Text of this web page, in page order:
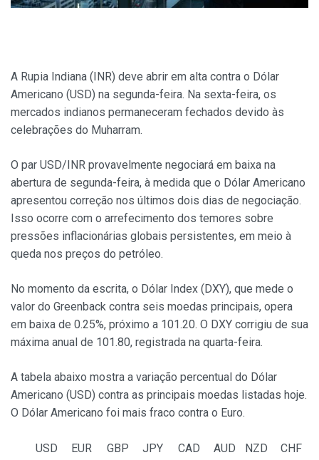
A Rupia Indiana (INR) deve abrir em alta contra o Dólar
Americano (USD) na segunda-feira. Na sexta-feira, os
mercados indianos permaneceram fechados devido às
celebrações do Muharram.
O par USD/INR provavelmente negociará em baixa na
abertura de segunda-feira, à medida que o Dólar Americano
apresentou correção nos últimos dois dias de negociação.
Isso ocorre com o arrefecimento dos temores sobre
pressões inflacionárias globais persistentes, em meio à
queda nos preços do petróleo.
No momento da escrita, o Dólar Index (DXY), que mede o
valor do Greenback contra seis moedas principais, opera
em baixa de 0.25%, próximo a 101.20. O DXY corrigiu de sua
máxima anual de 101.80, registrada na quarta-feira.
A tabela abaixo mostra a variação percentual do Dólar
Americano (USD) contra as principais moedas listadas hoje.
O Dólar Americano foi mais fraco contra o Euro.
USD EUR GBP JPY CAD AUD NZD
CHF